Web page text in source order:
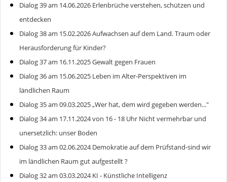
Dialog 39 am 14.06.2026 Erlenbrüche verstehen, schützen und
entdecken
Dialog 38 am 15.02.2026 Aufwachsen auf dem Land. Traum oder
Herausforderung für Kinder?
Dialog 37 am 16.11.2025 Gewalt gegen Frauen
Dialog 36 am 15.06.2025 Leben im Alter-Perspektiven im
ländlichen Raum
Dialog 35 am 09.03.2025 „Wer hat, dem wird gegeben werden..."
Dialog 34 am 17.11.2024 von 16 - 18 Uhr Nicht vermehrbar und
unersetzlich: unser Boden
Dialog 33 am 02.06.2024 Demokratie auf dem Prüfstand-sind wir
im ländlichen Raum gut aufgestellt ?
Dialog 32 am 03.03.2024 KI - Künstliche Intelligenz